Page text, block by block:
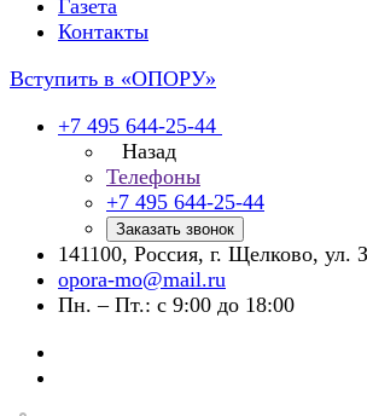
Газета
Контакты
Вступить в «ОПОРУ»
+7 495 644-25-44
Назад
Телефоны
+7 495 644-25-44
Заказать звонок
141100, Россия, г. Щелково, ул.
opora-mo@mail.ru
Пн. – Пт.: с 9:00 до 18:00